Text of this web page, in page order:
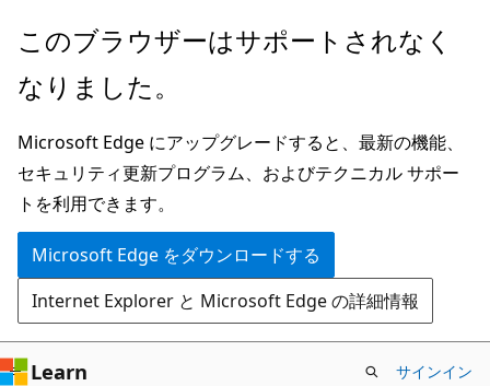
メ
ン
ン
テ
ン
ツ
に
ス
キ
ッ
このブラウザーはサポートされなく
なりました。
Microsoft Edge にアップグレードすると、最新の機能、
セキュリティ更新プログラム、およびテクニカル サポー
トを利用できます。
Microsoft Edge をダウンロードする
Internet Explorer と Microsoft Edge の詳細情報
Learn サインイン